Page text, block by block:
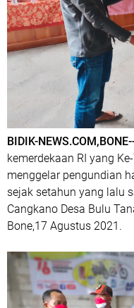
BIDIK-
kemerdekaan RI yang
menggelar pengundian
sejak setahun yang lalu
Cangkano Desa Bulu
Bone,17 Agustus 2021.